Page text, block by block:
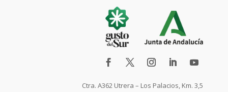
Ctra. A362 Utrera – Los Palacios, Km. 3,5